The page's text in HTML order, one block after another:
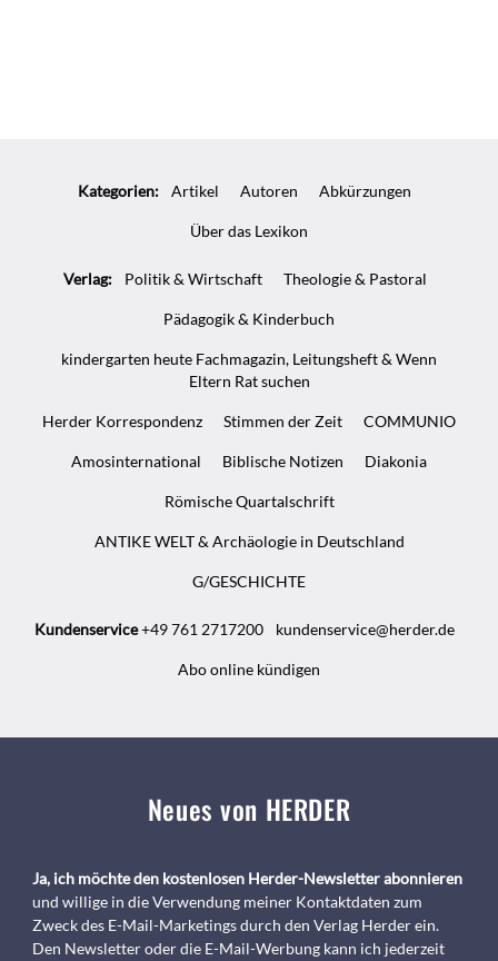
Kategorien: Artikel Autoren Abkürzungen
Über das Lexikon
Verlag: Politik & Wirtschaft Theologie & Pastoral
Pädagogik & Kinderbuch
kindergarten heute Fachmagazin, Leitungsheft & Wenn
Eltern Rat suchen
Herder Korrespondenz Stimmen der Zeit COMMUNIO
Amosinternational Biblische Notizen Diakonia
Römische Quartalschrift
ANTIKE WELT & Archäologie in Deutschland
G/GESCHICHTE
Kundenservice+49 761 2717200 kundenservice@herder.de
Abo online kündigen
Neues von HERDER
Ja, ich möchte den kostenlosen Herder-Newsletter abonnieren
und willige in die Verwendung meiner Kontaktdaten zum
Zweck des E-Mail-Marketings durch den Verlag Herder ein.
Den Newsletter oder die E-Mail-Werbung kann ich jederzeit